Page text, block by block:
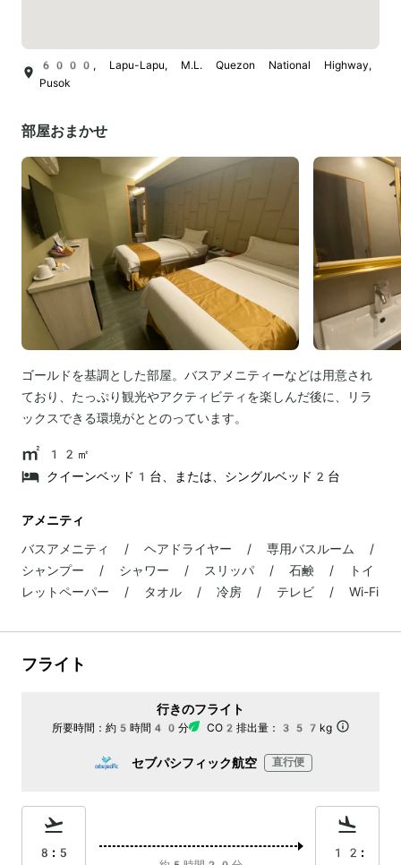
6000, Lapu-Lapu, M.L. Quezon National Highway,
Pusok
部屋おまかせ
ゴールドを基調とした部屋。バスアメニティーなどは用意され
ており、たっぷり観光やアクティビティを楽しんだ後に、リラ
ックスできる環境がととのっています。
12㎡
クイーンベッド1台、または、シングルベッド2台
アメニティ
バスアメニティ / ヘアドライヤー / 専用バスルーム /
シャンプー / シャワー / スリッパ / 石鹸 / トイ
レットペーパー / タオル / 冷房 / テレビ / Wi-Fi
フライト
行きのフライト
所要時間： 約5時間40分 CO2排出量： 357kg
セブパシフィック航空 直行便
8:5
12: